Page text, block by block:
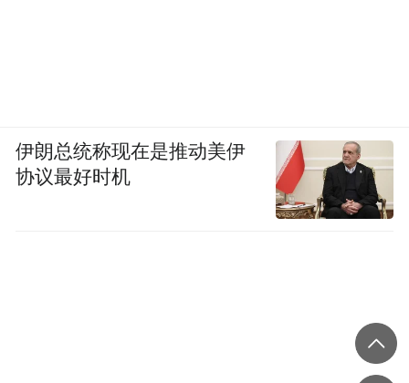
伊朗总统称现在是推动美伊
协议最好时机